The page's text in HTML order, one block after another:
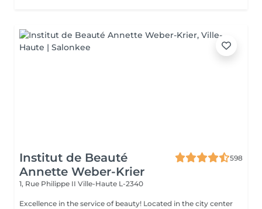
Institut de Beauté
Annette Weber-Krier
598
1, Rue Philippe II Ville-Haute L-2340
Excellence in the service of beauty! Located in the city center